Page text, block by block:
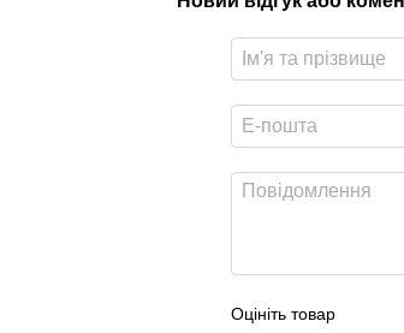
Оцініть товар